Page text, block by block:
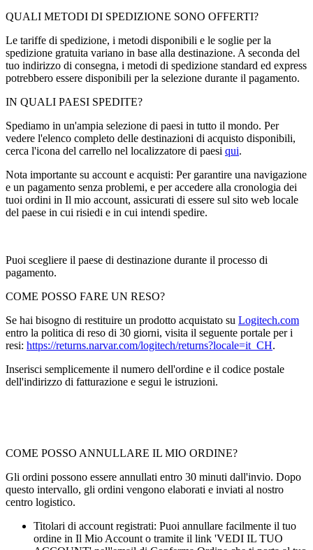
QUALI METODI DI SPEDIZIONE SONO OFFERTI?
Le tariffe di spedizione, i metodi disponibili e le soglie per la
spedizione gratuita variano in base alla destinazione. A seconda del
tuo indirizzo di consegna, i metodi di spedizione standard ed express
potrebbero essere disponibili per la selezione durante il pagamento.
IN QUALI PAESI SPEDITE?
Spediamo in un'ampia selezione di paesi in tutto il mondo. Per
vedere l'elenco completo delle destinazioni di acquisto disponibili,
cerca l'icona del carrello nel localizzatore di paesi qui.
Nota importante su account e acquisti: Per garantire una navigazione
e un pagamento senza problemi, e per accedere alla cronologia dei
tuoi ordini in Il mio account, assicurati di essere sul sito web locale
del paese in cui risiedi e in cui intendi spedire.
Puoi scegliere il paese di destinazione durante il processo di
pagamento.
COME POSSO FARE UN RESO?
Se hai bisogno di restituire un prodotto acquistato su Logitech.com
entro la politica di reso di 30 giorni, visita il seguente portale per i
resi: https://returns.narvar.com/logitech/returns?locale=it_CH.
Inserisci semplicemente il numero dell'ordine e il codice postale
dell'indirizzo di fatturazione e segui le istruzioni.
COME POSSO ANNULLARE IL MIO ORDINE?
Gli ordini possono essere annullati entro 30 minuti dall'invio. Dopo
questo intervallo, gli ordini vengono elaborati e inviati al nostro
centro logistico.
Titolari di account registrati: Puoi annullare facilmente il tuo
ordine in Il Mio Account o tramite il link 'VEDI IL TUO